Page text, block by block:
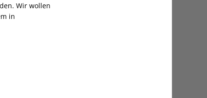
Wir wollen
in